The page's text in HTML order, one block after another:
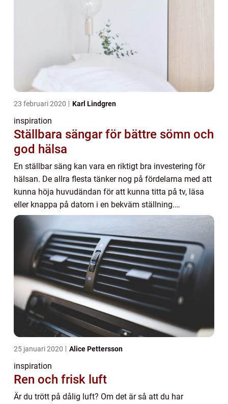
23 februari 2020 Karl Lindgren
inspiration
Ställbara sängar för bättre sömn och
god hälsa
En ställbar säng kan vara en riktigt bra investering för
hälsan. De allra flesta tänker nog på fördelarna med att
kunna höja huvudändan för att kunna titta på tv, läsa
eller knappa på datorn i en bekväm ställning.
Fördelarna är dock ännu fler och äve...
25 januari 2020 Alice Pettersson
inspiration
Ren och frisk luft
Är du trött på dålig luft? Om det är så att du har